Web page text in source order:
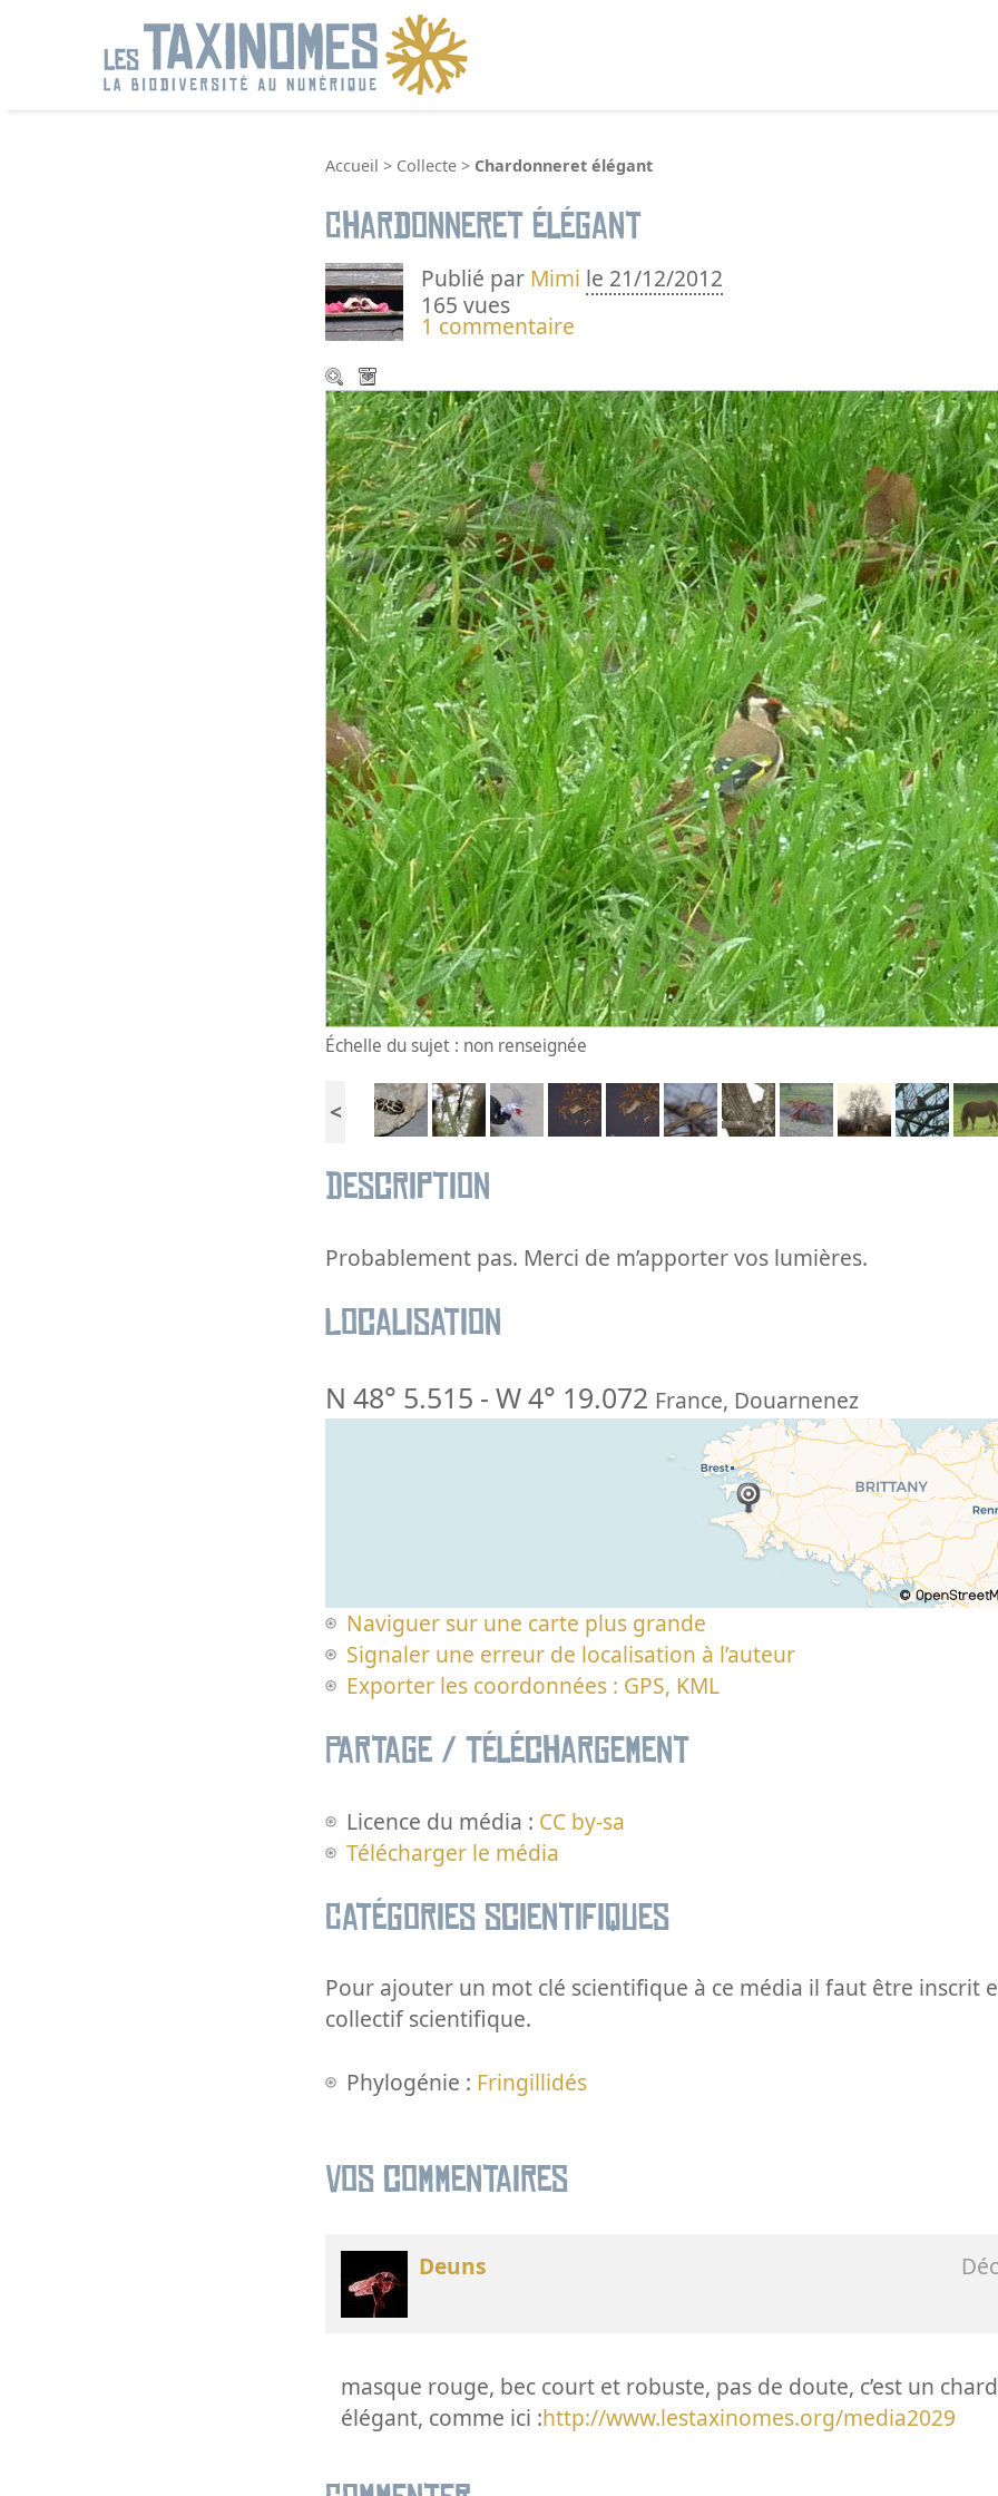
Accueil > Collecte > Chardonneret élégant
Chardonneret élégant
Publié par Mimi le 21/12/2012
165 vues
1 commentaire
Échelle du sujet : non renseignée
<
Description
Probablement pas. Merci de m’apporter vos lumières.
Localisation
N 48° 5.515 - W 4° 19.072 France, Douarnenez
Naviguer sur une carte plus grande
Signaler une erreur de localisation à l’auteur
Exporter les coordonnées : GPS, KML
Partage / Téléchargement
Licence du média : CC by-sa
Télécharger le média
Catégories scientifiques
Pour ajouter un mot clé scientifique à ce média il faut être inscrit
collectif scientifique.
Phylogénie : Fringillidés
Vos commentaires
Deuns
masque rouge, bec court et robuste, pas de doute, c’est un
élégant, comme ici :http://www.lestaxinomes.org/media2029